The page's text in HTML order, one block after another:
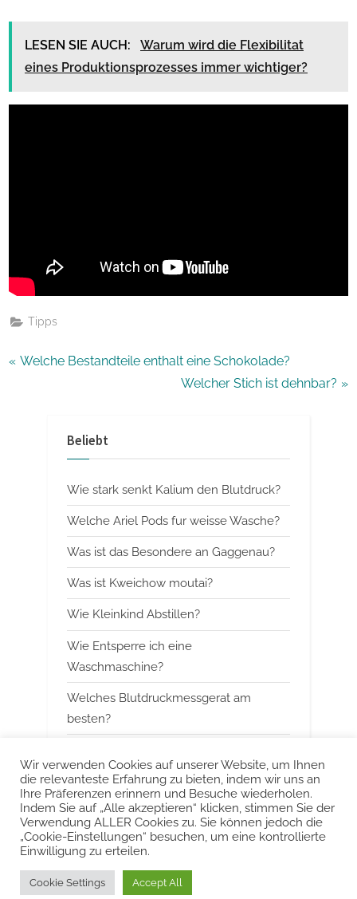
LESEN SIE AUCH:
Warum wird die Flexibilitat
eines Produktionsprozesses immer wichtiger?
Tipps
Beitragsnavigation
P
Welche Bestandteile enthalt eine Schokolade?
N
o
s
t
Welcher Stich ist dehnbar?
Beliebt
Wie stark senkt Kalium den Blutdruck?
Welche Ariel Pods fur weisse Wasche?
Was ist das Besondere an Gaggenau?
Was ist Kweichow moutai?
Wie Kleinkind Abstillen?
Wie Entsperre ich eine
Waschmaschine?
Welches Blutdruckmessgerat am
besten?
Kann man Arbeitsspeicher kombinieren?
Was ist das Besondere an Smeg?
Urheberrecht © 2022 KurzeAntworten
Wir verwenden Cookies auf unserer Website, um Ihnen
die relevanteste Erfahrung zu bieten, indem wir uns an
Ihre Präferenzen erinnern und Besuche wiederholen.
Indem Sie auf „Alle akzeptieren“ klicken, stimmen Sie der
Verwendung ALLER Cookies zu. Sie können jedoch die
„Cookie-Einstellungen“ besuchen, um eine kontrollierte
Einwilligung zu erteilen.
Cookie Settings Accept All